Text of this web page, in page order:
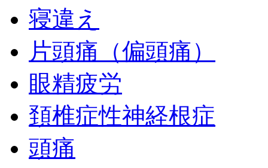
寝違え
片頭痛（偏頭痛）
眼精疲労
頚椎症性神経根症
頭痛